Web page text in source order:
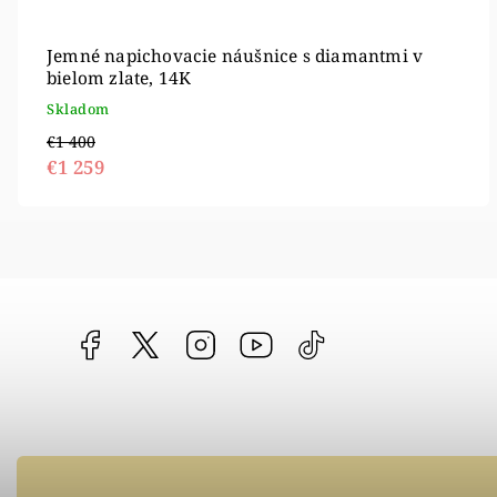
Jemné napichovacie náušnice s diamantmi v
bielom zlate, 14K
Skladom
€1 400
€1 259
Facebook vipgoldsk InstagramYouTube